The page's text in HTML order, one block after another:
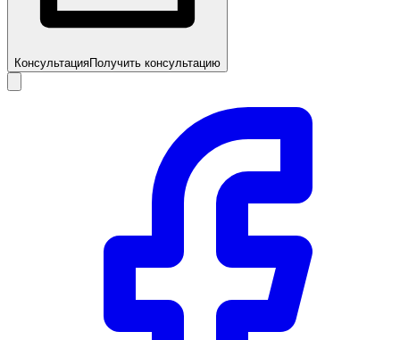
КонсультацияПолучить консультацию